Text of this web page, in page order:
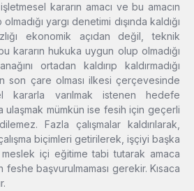
kararın amacı ve bu amacın
yargı denetimi dışında kaldığı
ekonomik açıdan değil, teknik
kararın hukuka uygun olup olmadığı
ortadan kaldırıp kaldırmadığı
son çare olması ilkesi çerçevesinde
kararla varılmak istenen hedefe
mümkün ise fesih için geçerli
Fazla çalışmalar kaldırılarak,
biçimleri getirilerek, işçiyi başka
meslek içi eğitime tabi tutarak amaca
feshe başvurulmaması gerekir. Kısaca